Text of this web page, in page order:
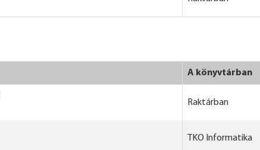
A könyvtárban
Raktárban
TKO Informatika